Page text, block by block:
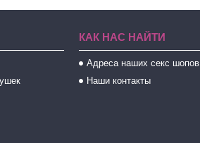
КАК НАС НАЙТИ
Адреса наших секс шопов
Наши контакты